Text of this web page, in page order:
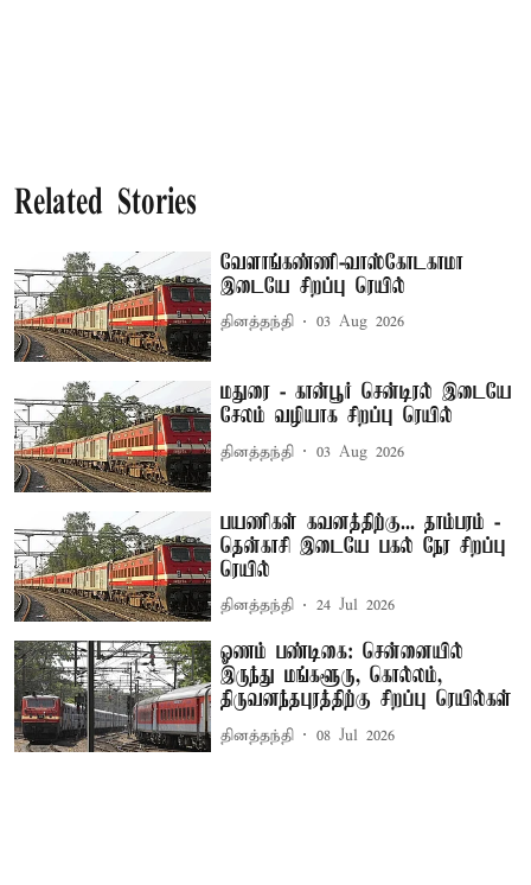
Related Stories
வேளாங்கண்ணி-வாஸ்கோடகாமா
இடையே சிறப்பு ரெயில்
தினத்தந்தி 03 Aug 2026
மதுரை - கான்பூர் சென்டிரல் இடையே
சேலம் வழியாக சிறப்பு ரெயில்
தினத்தந்தி 03 Aug 2026
பயணிகள் கவனத்திற்கு... தாம்பரம் -
தென்காசி இடையே பகல் நேர சிறப்பு
ரெயில்
தினத்தந்தி 24 Jul 2026
ஓணம் பண்டிகை: சென்னையில்
இருந்து மங்களூரு, கொல்லம்,
திருவனந்தபுரத்திற்கு சிறப்பு ரெயில்கள்
தினத்தந்தி 08 Jul 2026